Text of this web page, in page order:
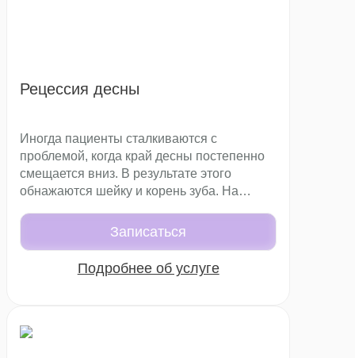
Рецессия десны
Иногда пациенты сталкиваются с
проблемой, когда край десны постепенно
смещается вниз. В результате этого
обнажаются шейку и корень зуба. На
практически незаметны, однако со
временем проблема вызывает
повышенную чувствительность и
ухудшение эстетики улыбки. В этом случае
утраченный уровень десневой ткани и
Записаться
Подробнее об услуге